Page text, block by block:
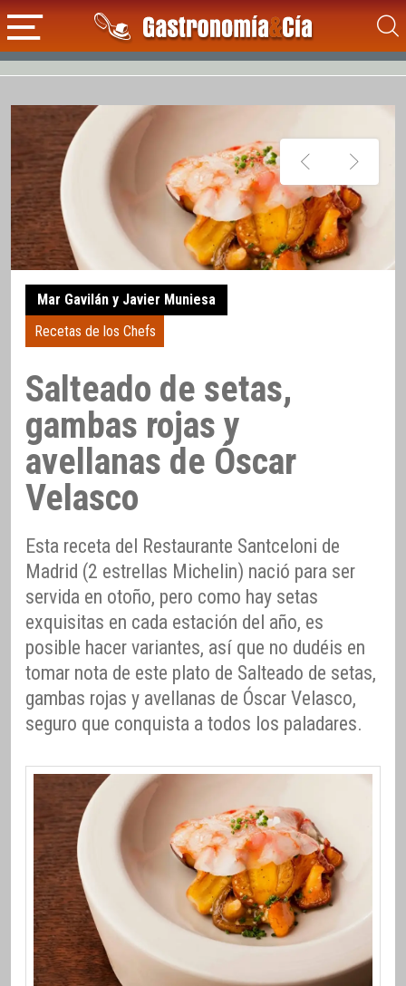
Mar Gavilán y Javier Muniesa
Recetas de los Chefs
Salteado de setas,
gambas rojas y
avellanas de Óscar
Velasco
Esta receta del Restaurante Santceloni de
Madrid (2 estrellas Michelin) nació para ser
servida en otoño, pero como hay setas
exquisitas en cada estación del año, es
posible hacer variantes, así que no dudéis en
tomar nota de este plato de Salteado de setas,
gambas rojas y avellanas de Óscar Velasco,
seguro que conquista a todos los paladares.